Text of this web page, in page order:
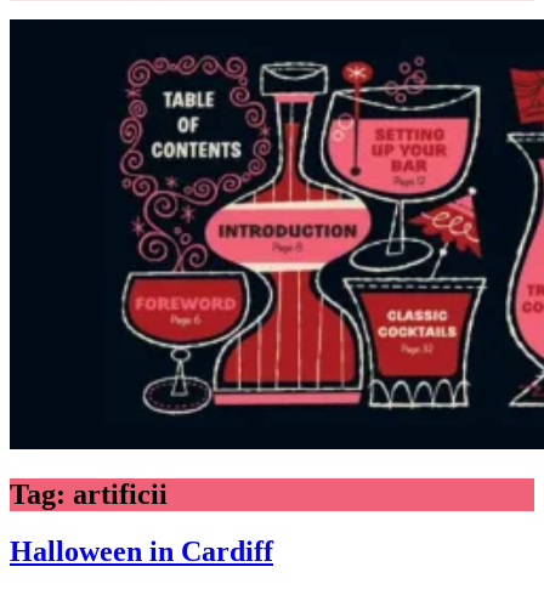
Tag: artificii
Halloween in Cardiff